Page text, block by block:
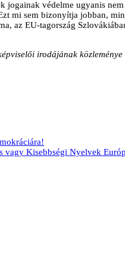
jogainak védelme ugyanis
mi sem bizonyítja jobban,
az EU-tagország
irodájának közleménye
vagy Kisebbségi Nyelvek